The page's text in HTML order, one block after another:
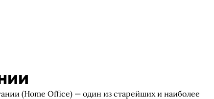
(Home Office) — один из старейших и наиболее